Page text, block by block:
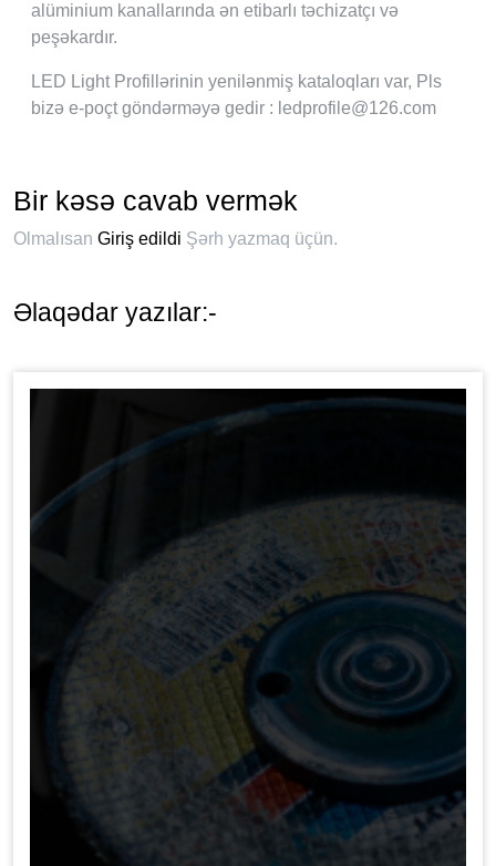
alüminium kanallarında ən etibarlı təchizatçı və
peşəkardır.
LED Light Profillərinin yenilənmiş kataloqları var, Pls
bizə e-poçt göndərməyə gedir : ledprofile@126.com
Bir kəsə cavab vermək
Olmalısan Giriş edildi Şərh yazmaq üçün.
Əlaqədar yazılar:-